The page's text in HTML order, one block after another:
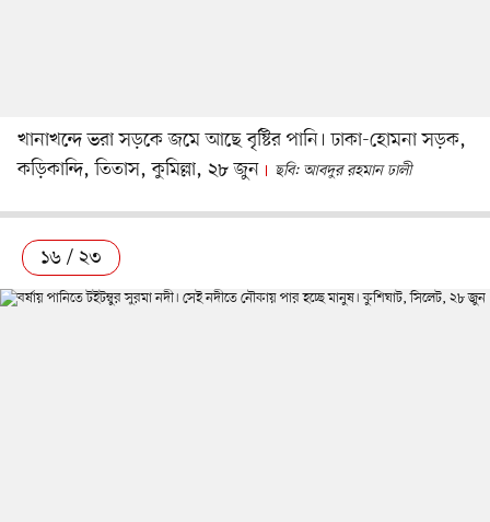
খানাখন্দে ভরা সড়কে জমে আছে বৃষ্টির পানি। ঢাকা-হোমনা সড়ক,
কড়িকান্দি, তিতাস, কুমিল্লা, ২৮ জুন
ছবি: আবদুর রহমান ঢালী
১৬ / ২৩